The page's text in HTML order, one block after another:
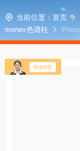
当前位置： 首页
menex色谱柱
柱